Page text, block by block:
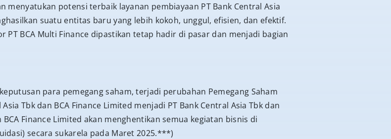
menyatukan potensi terbaik layanan pembiayaan PT Bank Central Asia
suatu entitas baru yang lebih kokoh, unggul, efisien, dan efektif.
PT BCA Multi Finance dipastikan tetap hadir di pasar dan menjadi bagian
para pemegang saham, terjadi perubahan Pemegang Saham
Asia Tbk dan BCA Finance Limited menjadi PT Bank Central Asia Tbk dan
BCA Finance Limited akan menghentikan semua kegiatan bisnis di
secara sukarela pada Maret 2025.***)